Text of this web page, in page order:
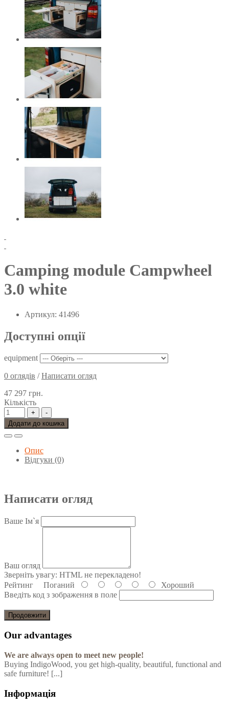
Camping module Campwheel
3.0 white
Артикул: 41496
Доступні опції
equipment
0 оглядів /Написати огляд
47 297 грн.
Кількість
+
-
Додати до кошика
Опис
Відгуки (0)
Написати огляд
Ваше Ім`я
Ваш огляд
Зверніть увагу: HTML не перекладено!
Рейтинг Поганий
Хороший
Введіть код з зображення в поле
Продовжити
Our advantages
We are always open to meet new people!
Buying IndigoWood, you get high-quality, beautiful, functional and
safe furniture! [...]
Інформація